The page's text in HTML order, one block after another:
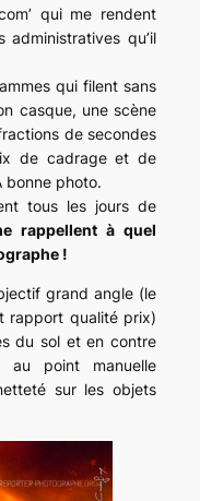
qui me rendent
qu’il
qui filent sans
casque, une scène
de secondes
de cadrage et de
bonne photo.
tous les jours de
rappellent à quel
!
grand angle (le
rapport qualité prix)
du sol et en contre
au point manuelle
sur les objets